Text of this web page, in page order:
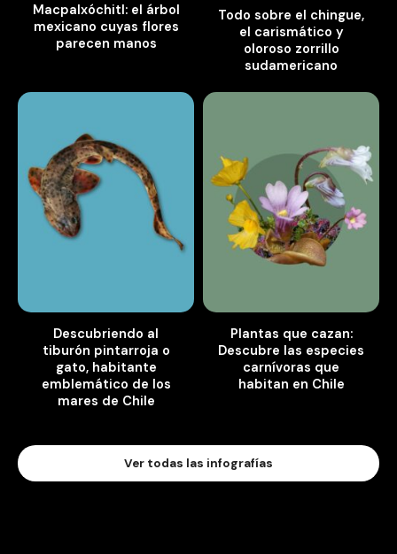
Macpalxóchitl: el árbol
mexicano cuyas flores
parecen manos
Todo sobre el chingue,
el carismático y
oloroso zorrillo
sudamericano
Descubriendo al
tiburón pintarroja o
gato, habitante
emblemático de los
mares de Chile
Plantas que cazan:
Descubre las especies
carnívoras que
habitan en Chile
Ver todas las infografías